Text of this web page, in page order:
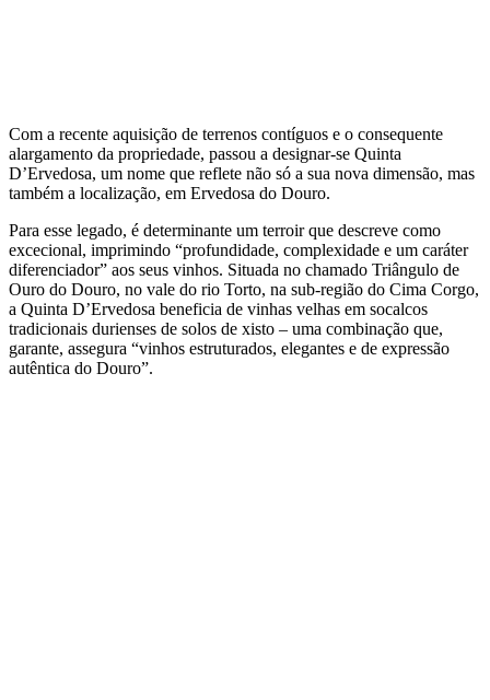
Com a recente aquisição de terrenos contíguos e o consequente
alargamento da propriedade, passou a designar-se Quinta
D’Ervedosa, um nome que reflete não só a sua nova dimensão, mas
também a localização, em Ervedosa do Douro.
Para esse legado, é determinante um terroir que descreve como
excecional, imprimindo “profundidade, complexidade e um caráter
diferenciador” aos seus vinhos. Situada no chamado Triângulo de
Ouro do Douro, no vale do rio Torto, na sub-região do Cima Corgo,
a Quinta D’Ervedosa beneficia de vinhas velhas em socalcos
tradicionais durienses de solos de xisto – uma combinação que,
garante, assegura “vinhos estruturados, elegantes e de expressão
autêntica do Douro”.